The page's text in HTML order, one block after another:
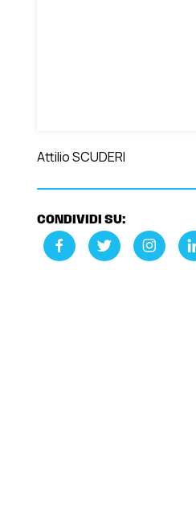
Attilio SCUDERI
CONDIVIDI SU: